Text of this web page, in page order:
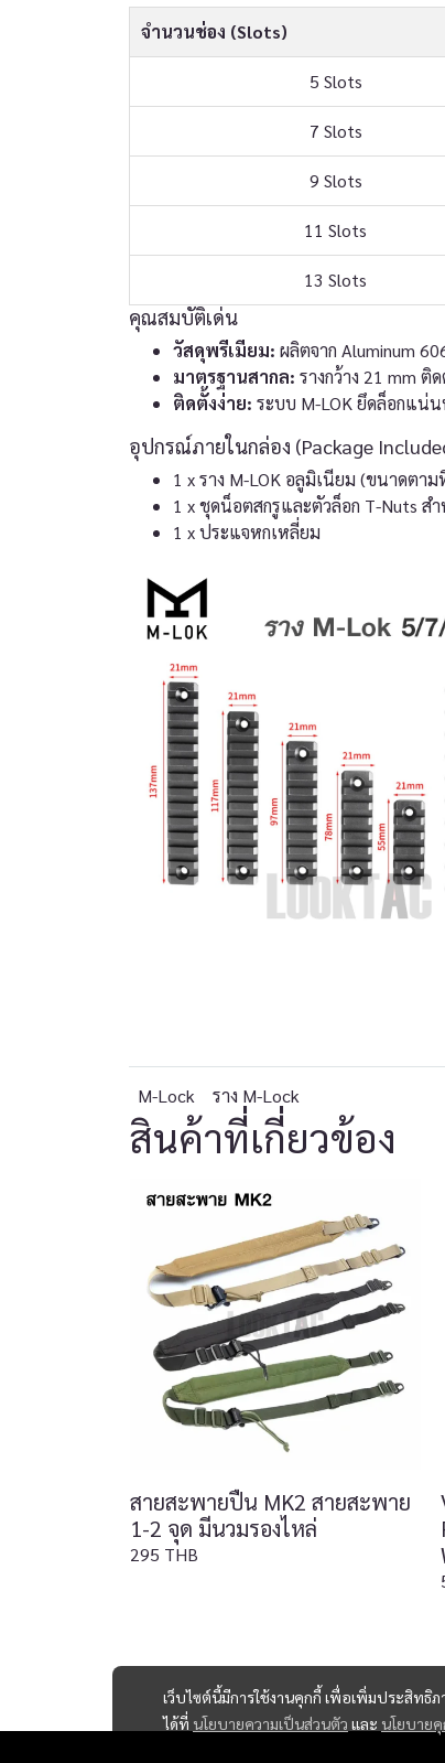
จำนวนช่อง (Slots)
5 Slots
7 Slots
9 Slots
11 Slots
13 Slots
คุณสมบัติเด่น
วัสดุพรีเมียม: ผลิตจาก Aluminum
มาตรฐานสากล: รางกว้าง 21 mm ติ
ติดตั้งง่าย: ระบบ M-LOK ยึดล็อกแน่
อุปกรณ์ภายในกล่อง (Package
1 x ราง M-LOK อลูมิเนียม (ขนาดตาม
1 x ชุดน็อตสกรูและตัวล็อก T-Nuts ส
1 x ประแจหกเหลี่ยม
M-Lock ราง M-Lock
สินค้าที่เกี่ยวข้อง
สายสะพายปืน MK2 สายสะพาย
1-2 จุด มีนวมรองไหล่
295 THB
เว็บไซต์นี้มีการใช้งานคุกกี้ เพื่อเพิ่มประสิทธิ
ได้ที่ นโยบายความเป็นส่วนตัว และ นโยบาย